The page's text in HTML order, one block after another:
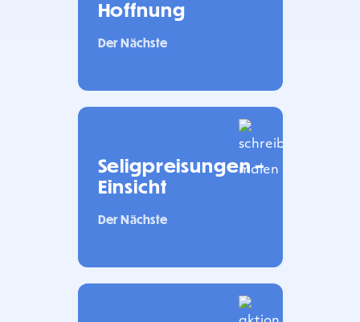
Hoffnung
Der Nächste
Seligpreisungen –
Einsicht
Der Nächste